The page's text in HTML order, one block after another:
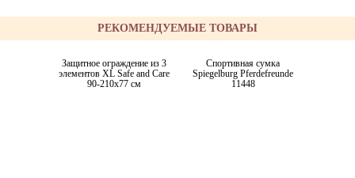
РЕКОМЕНДУЕМЫЕ ТОВАРЫ
Защитное ограждение из 3
элементов XL Safe and Care
90-210x77 см
Спортивная сумка
Spiegelburg Pferdefreunde
11448